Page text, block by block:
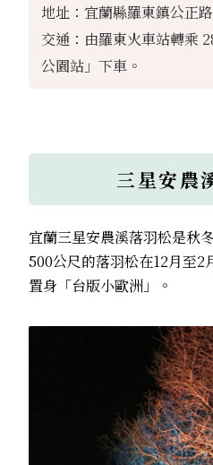
地址：宜蘭縣羅東鎮公正
交通：由羅東火車站轉乘
公園站」下車。
三星安農
宜蘭三星安農溪落羽松是秋
500公尺的落羽松在12月至2
置身「台版小歐洲」。